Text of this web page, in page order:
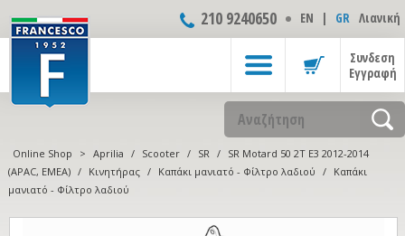
210 9240650 ΕΝ | GR Λιανική
Συνδεση
Εγγραφή
Online Shop > Aprilia / Scooter / SR / SR Motard 50 2T E3 2012-2014
(APAC, EMEA) / Κινητήρας / Καπάκι μανιατό - Φίλτρο λαδιού / Καπάκι
μανιατό - Φίλτρο λαδιού